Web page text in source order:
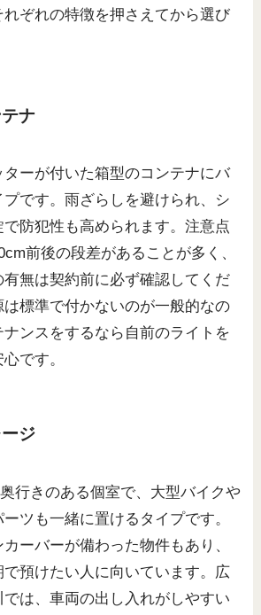
ぞれの特徴を押さえてから選び
ナ
ーが付いた箱型のコンテナにバ
です。雨ざらしを避けられ、シ
防犯性も高められます。注意点
前後の段差があることが多く、
無は契約前に必ず確認してくだ
は標準で付かないのが一般的なの
ンスをするなら自前のライトを
です。
ジ
行きのある個室で、大型バイクや
ツも一緒に置けるタイプです。
ーバーが備わった物件もあり、
預けたい人に向いています。広
は、車両の出し入れがしやすい